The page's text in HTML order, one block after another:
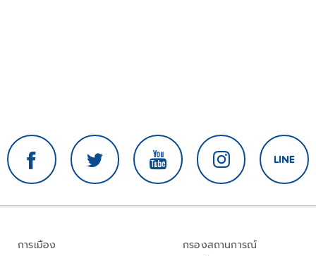
การเมือง
กรองสถานการณ์